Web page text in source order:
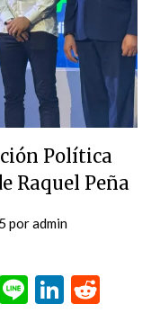
Política
Raquel Peña
poradmin
Meneame
Line